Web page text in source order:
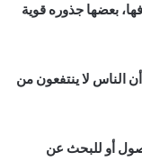
بعضها جذوره قوية
الناس لا ينتفعون من
أو للبحث عن